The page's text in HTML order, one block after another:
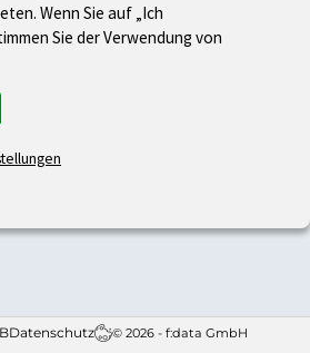
Datenschutz © 2026 - f:data GmbH
Wenn Sie auf „Ich
Sie der Verwendung von